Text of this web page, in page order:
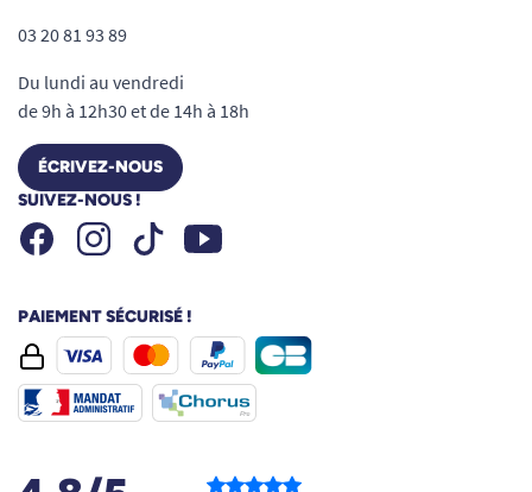
03 20 81 93 89
Du lundi au vendredi
de 9h à 12h30 et de 14h à 18h
ÉCRIVEZ-NOUS
SUIVEZ-NOUS !
FacebookInstagramTiktok Youtube
PAIEMENT SÉCURISÉ !